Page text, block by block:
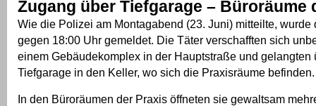
Zugang über Tiefgarage – Büroräume
Wie die Polizei am Montagabend (23. Juni) mitteilte, wurde
gegen 18:00 Uhr gemeldet. Die Täter verschafften sich
einem Gebäudekomplex in der Hauptstraße und gelangten
Tiefgarage in den Keller, wo sich die Praxisräume befinden.
In den Büroräumen der Praxis öffneten sie gewaltsam